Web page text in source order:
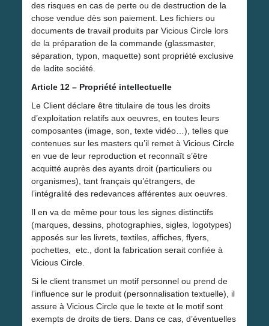
des risques en cas de perte ou de destruction de la
chose vendue dès son paiement. Les fichiers ou
documents de travail produits par Vicious Circle lors
de la préparation de la commande (glassmaster,
séparation, typon, maquette) sont propriété exclusive
de ladite société.
Article 12 – Propriété intellectuelle
Le Client déclare être titulaire de tous les droits
d’exploitation relatifs aux oeuvres, en toutes leurs
composantes (image, son, texte vidéo…), telles que
contenues sur les masters qu’il remet à Vicious Circle
en vue de leur reproduction et reconnaît s’être
acquitté auprès des ayants droit (particuliers ou
organismes), tant français qu’étrangers, de
l’intégralité des redevances afférentes aux oeuvres.
Il en va de même pour tous les signes distinctifs
(marques, dessins, photographies, sigles, logotypes)
apposés sur les livrets, textiles, affiches, flyers,
pochettes, etc., dont la fabrication serait confiée à
Vicious Circle.
Si le client transmet un motif personnel ou prend de
l’influence sur le produit (personnalisation textuelle), il
assure à Vicious Circle que le texte et le motif sont
exempts de droits de tiers. Dans ce cas, d’éventuelles